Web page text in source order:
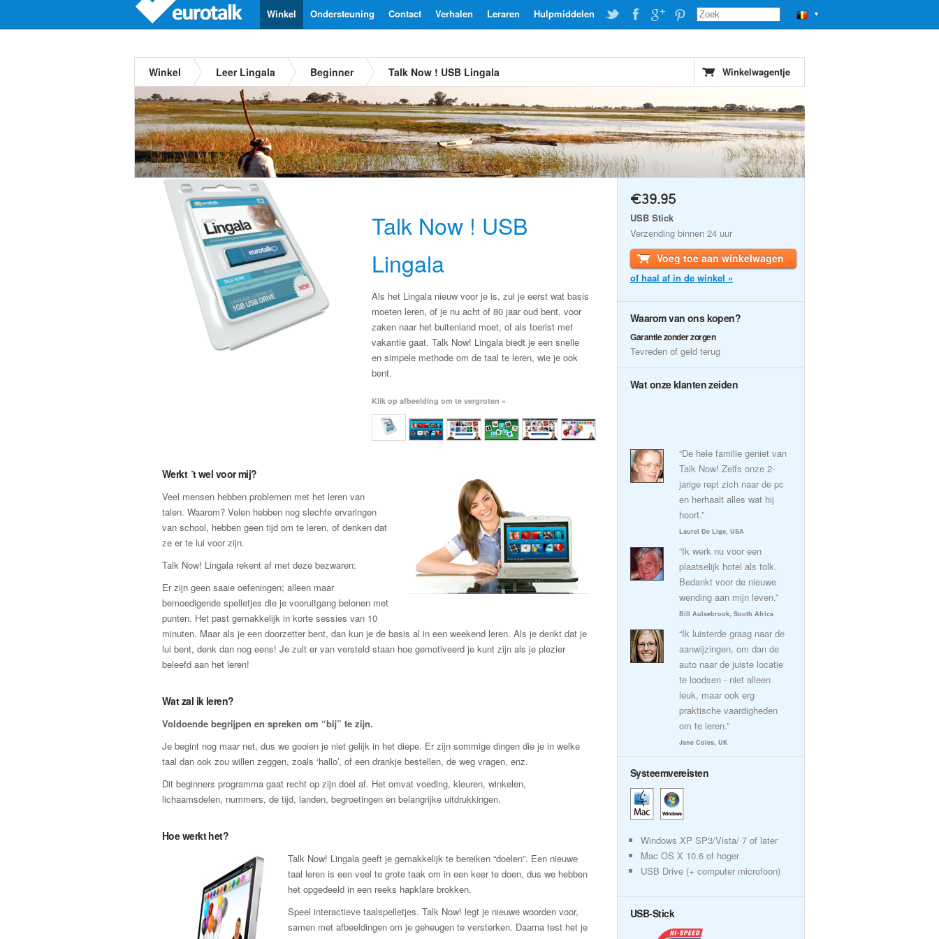
▼
Hulpmiddelen
Leraren
Verhalen
Contact
Ondersteuning
Winkel
Winkel Leer Lingala Beginner Talk Now ! USB Lingala Winkelwagentje
Talk Now ! USB
Lingala
Als het Lingala nieuw voor je is, zul je eerst wat basis
moeten leren, of je nu acht of 80 jaar oud bent, voor
zaken naar het buitenland moet, of als toerist met
vakantie gaat. Talk Now! Lingala biedt je een snelle
en simpele methode om de taal te leren, wie je ook
bent.
Klik op afbeelding om te vergroten »
Werkt ´t wel voor mij?
Veel mensen hebben problemen met het leren van
talen. Waarom? Velen hebben nog slechte ervaringen
van school, hebben geen tijd om te leren, of denken dat
ze er te lui voor zijn.
Talk Now! Lingala rekent af met deze bezwaren:
Er zijn geen saaie oefeningen; alleen maar
bemoedigende spelletjes die je vooruitgang belonen met
punten. Het past gemakkelijk in korte sessies van 10
minuten. Maar als je een doorzetter bent, dan kun je de basis al in een weekend leren. Als je denkt dat je
lui bent, denk dan nog eens! Je zult er van versteld staan hoe gemotiveerd je kunt zijn als je plezier
beleefd aan het leren!
Wat zal ik leren?
Voldoende begrijpen en spreken om “bij” te zijn.
Je begint nog maar net, dus we gooien je niet gelijk in het diepe. Er zijn sommige dingen die je in welke
taal dan ook zou willen zeggen, zoals ‘hallo’, of een drankje bestellen, de weg vragen, enz.
Dit beginners programma gaat recht op zijn doel af. Het omvat voeding, kleuren, winkelen,
lichaamsdelen, nummers, de tijd, landen, begroetingen en belangrijke uitdrukkingen.
Hoe werkt het?
Talk Now! Lingala geeft je gemakkelijk te bereiken “doelen”. Een nieuwe
taal leren is een veel te grote taak om in een keer te doen, dus we hebben
het opgedeeld in een reeks hapklare brokken.
Speel interactieve taalspelletjes. Talk Now! legt je nieuwe woorden voor,
samen met afbeeldingen om je geheugen te versterken. Daarna test het je
€39.95
USB Stick
Verzending binnen 24 uur
Voeg toe aan winkelwagen
of haal af in de winkel »
Waarom van ons kopen?
Garantie zonder zorgen
Tevreden of geld terug
Wat onze klanten zeiden
“De hele familie geniet van
Talk Now! Zelfs onze 2-
jarige rept zich naar de pc
en herhaalt alles wat hij
hoort.”
Laurel De Lige, USA
“Ik werk nu voor een
plaatselijk hotel als tolk.
Bedankt voor de nieuwe
wending aan mijn leven.”
Bill Aulsebrook, South Africa
“Ik luisterde graag naar de
aanwijzingen, om dan de
auto naar de juiste locatie
te loodsen - niet alleen
leuk, maar ook erg
praktische vaardigheden
om te leren.”
Jane Coles, UK
Systeemvereisten
Windows XP SP3/Vista/ 7 of later
Mac OS X 10.6 of hoger
USB Drive (+ computer microfoon)
USB-Stick